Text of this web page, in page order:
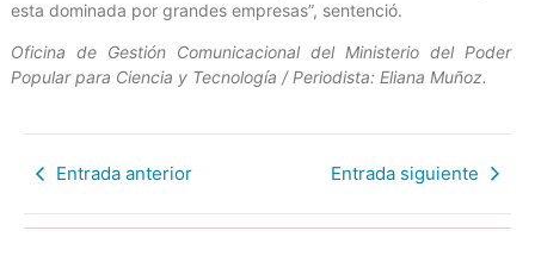
esta dominada por grandes empresas”, sentenció.
Oficina de Gestión Comunicacional del Ministerio del Poder
Popular para Ciencia y Tecnología / Periodista: Eliana Muñoz.
Entrada anterior Entrada siguiente